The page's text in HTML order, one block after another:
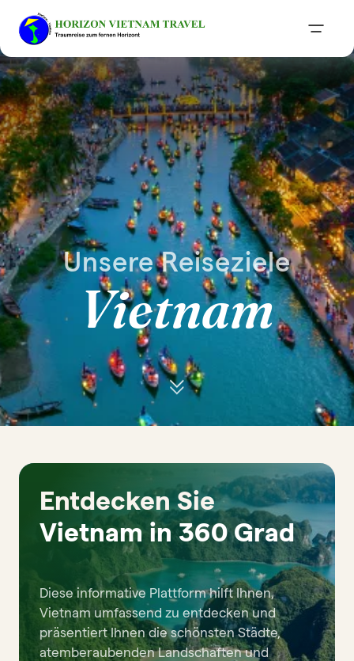
Unsere Reiseziele
Vietnam
Entdecken Sie
Vietnam in 360 Grad
Diese informative Plattform hilft Ihnen,
Vietnam umfassend zu entdecken und
präsentiert Ihnen die schönsten Städte,
atemberaubenden Landschaften und